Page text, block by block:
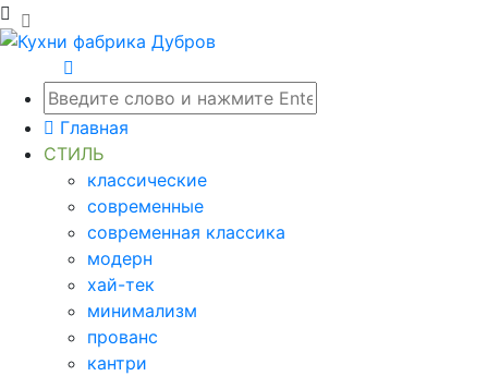
Главная
СТИЛЬ
классические
современные
современная классика
модерн
хай-тек
минимализм
прованс
кантри